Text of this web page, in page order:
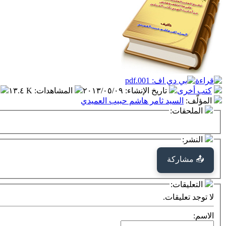
كتب أخرى تاريخ الإنشاء: ٢٠١٣/٠٥/٠٩ المشاهدات: ١٣.٤ K
المؤلّف: السيد ثامر هاشم حبيب العميدي
الملحقات:
النشر:
📤 مشاركة
التعليقات:
لا توجد تعليقات.
الاسم: